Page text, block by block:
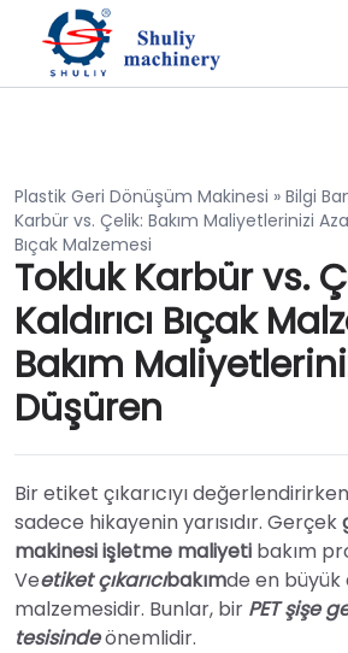
Plastik Geri Dönüşüm Makinesi » Bilgi
Karbür vs. Çelik: Bakım Maliyetlerinizi
Bıçak Malzemesi
Tokluk Karbür vs.
Kaldırıcı Bıçak
Bakım
Düşüren
Bir etiket çıkarıcıyı
sadece hikayenin yarısıdır. Gerçek
makinesi işletme maliyeti bakım
Veetiket çıkarıcıbakımde en büyük
malzemesidir. Bunlar, bir PET şişe
tesisindeönemlidir.